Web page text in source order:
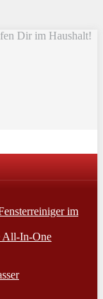
Dir im Haushalt!
im
All-In-One